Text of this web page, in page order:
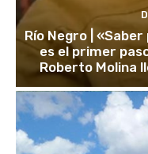
Río Negro |
es el primer
Roberto Molina